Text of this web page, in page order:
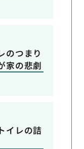
のつまり
家の悲劇
イレの詰